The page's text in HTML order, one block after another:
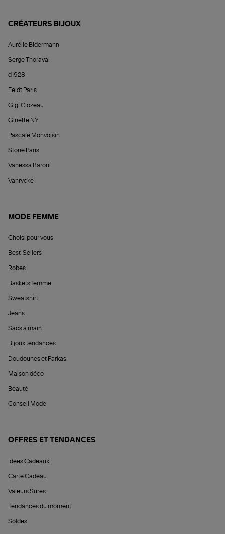
CRÉATEURS BIJOUX
Aurélie Bidermann
Serge Thoraval
d1928
Feidt Paris
Gigi Clozeau
Ginette NY
Pascale Monvoisin
Stone Paris
Vanessa Baroni
Vanrycke
MODE FEMME
Choisi pour vous
Best-Sellers
Robes
Baskets femme
Sweatshirt
Jeans
Sacs à main
Bijoux tendances
Doudounes et Parkas
Maison déco
Beauté
Conseil Mode
OFFRES ET TENDANCES
Idées Cadeaux
Carte Cadeau
Valeurs Sûres
Tendances du moment
Soldes